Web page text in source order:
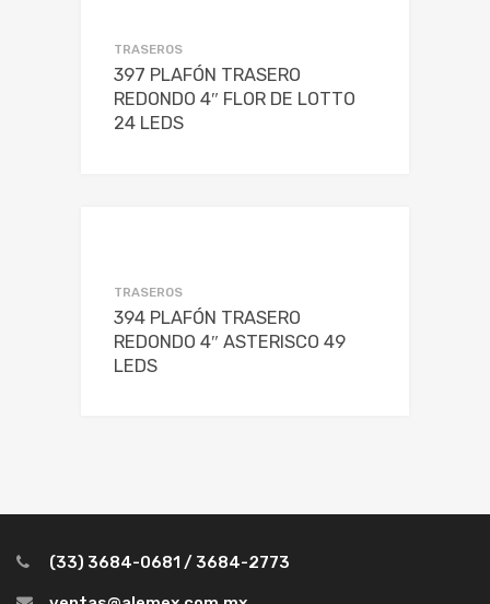
TRASEROS
397 PLAFÓN TRASERO
REDONDO 4″ FLOR DE LOTTO
24 LEDS
TRASEROS
394 PLAFÓN TRASERO
REDONDO 4″ ASTERISCO 49
LEDS
(33) 3684-0681 / 3684-2773